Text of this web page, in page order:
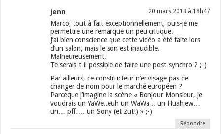
jenn 20 mars 2013 à 18h47
Marco, tout à fait exceptionnellement, puis-je me
permettre une remarque un peu critique.
J’ai bien conscience que cette vidéo a été faite lors
d’un salon, mais le son est inaudible.
Malheureusement.
Te serais-t-il possible de faire une post-synchro ? ;-)
Par ailleurs, ce constructeur n’envisage pas de
changer de nom pour le marché européen ?
Parceque j’imagine la scène « Bonjour Monsieur, je
voudrais un YaWe..euh un WaWa .. un Huahiew…
un… pff…. un Sony (et zut!) » ;-)
Répondre